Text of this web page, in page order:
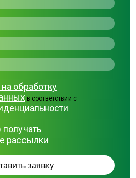
обработку
в соответствии с
получать
рассылки